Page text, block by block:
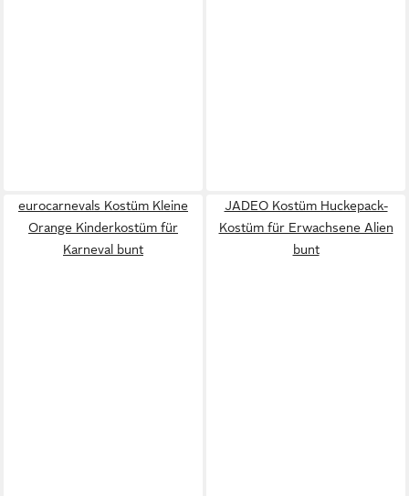
eurocarnevals Kostüm Kleine
Orange Kinderkostüm für
Karneval bunt
JADEO Kostüm Huckepack-
Kostüm für Erwachsene Alien
bunt